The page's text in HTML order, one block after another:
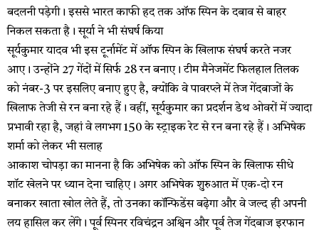
बदलनी पड़ेगी। इससे भारत काफी हद तक ऑफ स्पिन के दबाव से बाहर
निकल सकता है। सूर्या ने भी संघर्ष किया
सूर्यकुमार यादव भी इस टूर्नामेंट में ऑफ स्पिन के खिलाफ संघर्ष करते नजर
आए। उन्होंने 27 गेंदों में सिर्फ 28 रन बनाए। टीम मैनेजमेंट फिलहाल तिलक
को नंबर-3 पर इसलिए बनाए हुए है, क्योंकि वे पावरप्ले में तेज गेंदबाजों के
खिलाफ तेजी से रन बना रहे हैं। वहीं, सूर्यकुमार का प्रदर्शन डेथ ओवरों में ज्यादा
प्रभावी रहा है, जहां वे लगभग 150 के स्ट्राइक रेट से रन बना रहे हैं। अभिषेक
शर्मा को लेकर भी सलाह
आकाश चोपड़ा का मानना है कि अभिषेक को ऑफ स्पिन के खिलाफ सीधे
शॉट खेलने पर ध्यान देना चाहिए। अगर अभिषेक शुरुआत में एक-दो रन
बनाकर खाता खोल लेते हैं, तो उनका कॉन्फिडेंस बढ़ेगा और वे जल्द ही अपनी
लय हासिल कर लेंगे। पूर्व स्पिनर रविचंद्रन अश्विन और पूर्व तेज गेंदबाज इरफान